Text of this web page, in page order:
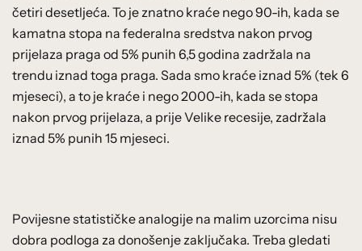
četiri desetljeća. To je znatno kraće nego 90-ih, kada se
kamatna stopa na federalna sredstva nakon prvog
prijelaza praga od 5% punih 6,5 godina zadržala na
trendu iznad toga praga. Sada smo kraće iznad 5% (tek 6
mjeseci), a to je kraće i nego 2000-ih, kada se stopa
nakon prvog prijelaza, a prije Velike recesije, zadržala
iznad 5% punih 15 mjeseci.
Povijesne statističke analogije na malim uzorcima nisu
dobra podloga za donošenje zaključaka. Treba gledati